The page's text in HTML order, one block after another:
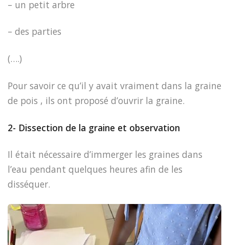
– un petit arbre
– des parties
(….)
Pour savoir ce qu’il y avait vraiment dans la graine
de pois , ils ont proposé d’ouvrir la graine.
2- Dissection de la graine et observation
Il était nécessaire d’immerger les graines dans
l’eau pendant quelques heures afin de les
disséquer.